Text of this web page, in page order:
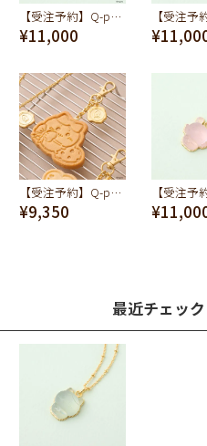
【受注予約】Q-pot. ちいかわ パートドゥフリュイ ネックレス(ちいかわ)
¥11,000
【受注予約】Q-pot. ちいかわ プレーンクッキー バッグチャーム（ハチワレ）
¥9,350
最近チェッ